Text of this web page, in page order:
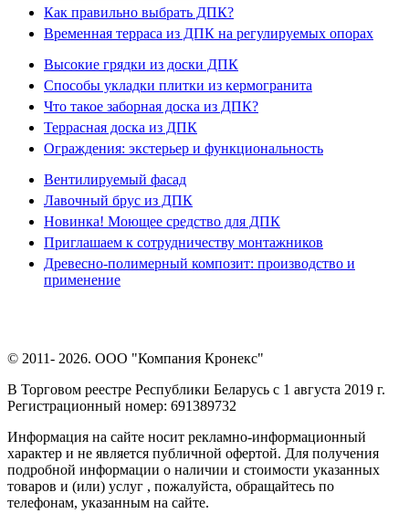
Как правильно выбрать ДПК?
Временная терраса из ДПК на регулируемых опорах
Высокие грядки из доски ДПК
Способы укладки плитки из кермогранита
Что такое заборная доска из ДПК?
Террасная доска из ДПК
Ограждения: экстерьер и функциональность
Вентилируемый фасад
Лавочный брус из ДПК
Новинка! Моющее средство для ДПК
Приглашаем к сотрудничеству монтажников
Древесно-полимерный композит: производство и
применение
© 2011- 2026. ООО "Компания Кронекс"
В Торговом реестре Республики Беларусь с 1 августа 2019 г.
Регистрационный номер: 691389732
Информация на сайте носит рекламно-информационный
характер и не является публичной офертой. Для получения
подробной информации о наличии и стоимости указанных
товаров и (или) услуг , пожалуйста, обращайтесь по
телефонам, указанным на сайте.